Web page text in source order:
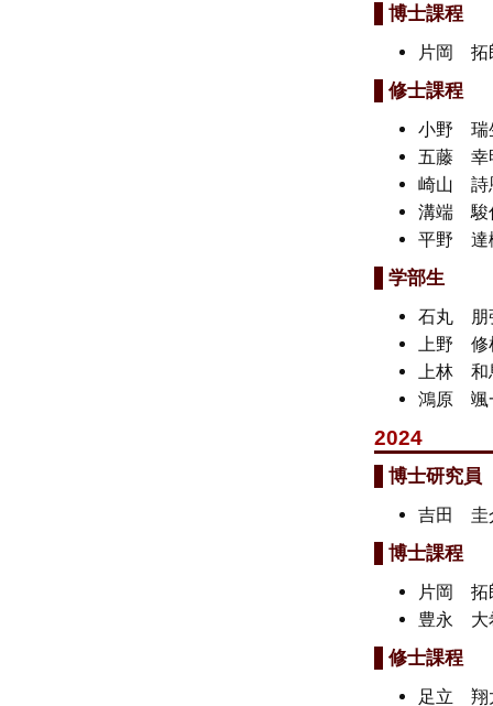
博士課程
片岡
修士課程
小野
五藤
崎山
溝端
平野
学部生
石丸
上野
上林
鴻原
2024
博士研究員
吉田
博士課程
片岡
豊永
修士課程
足立 翔